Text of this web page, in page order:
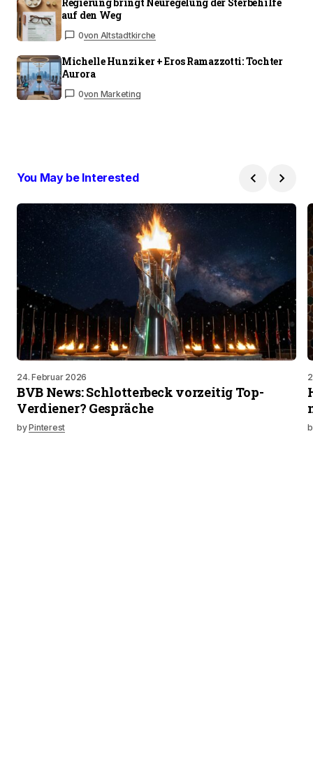
auf den Weg
0von Altstadtkirche
Michelle Hunziker + Eros Ramazzotti: Tochter
Aurora
0von Marketing
You May be Interested
24. Februar 2026
BVB News: Schlotterbeck vorzeitig Top-
Verdiener? Gespräche
byPinterest